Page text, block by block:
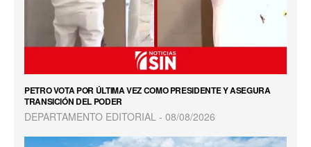
PETRO VOTA POR ÚLTIMA VEZ COMO PRESIDENTE Y ASEGURA
TRANSICIÓN DEL PODER
DEPARTAMENTO EDITORIAL 08/08/2026